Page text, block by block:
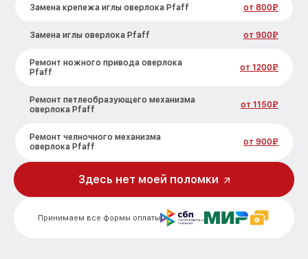
Замена крепежа иглы оверлока Pfaff от 800₽
Замена иглы оверлока Pfaff от 900₽
Ремонт ножного привода оверлока
Pfaff
от 1200₽
Ремонт петлеобразующего механизма
оверлока Pfaff
от 1150₽
Ремонт челночного механизма
оверлока Pfaff
от 900₽
Принимаем все формы оплаты
Здесь нет моей поломки